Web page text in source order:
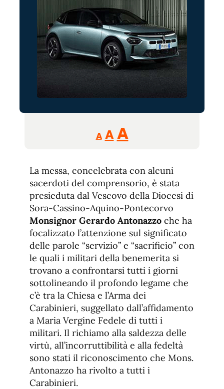
A
Reducir
tamaño
A Restablecer
tamaño
fuente
AAumentar
de
fuente.
La messa, concelebrata con alcuni
sacerdoti del comprensorio, è stata
presieduta dal Vescovo della Diocesi di
Sora-Cassino-Aquino-Pontecorvo
Monsignor Gerardo Antonazzo che ha
focalizzato l’attenzione sul significato
delle parole “servizio” e “sacrificio” con
le quali i militari della benemerita si
trovano a confrontarsi tutti i giorni
sottolineando il profondo legame che
c’è tra la Chiesa e l’Arma dei
Carabinieri, suggellato dall’affidamento
a Maria Vergine Fedele di tutti i
militari. Il richiamo alla saldezza delle
virtù, all’incorruttibilità e alla fedeltà
sono stati il riconoscimento che Mons.
Antonazzo ha rivolto a tutti i
Carabinieri.